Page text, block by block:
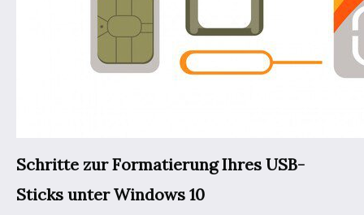
Schritte zur Formatierung Ihres USB-
Sticks unter Windows 10